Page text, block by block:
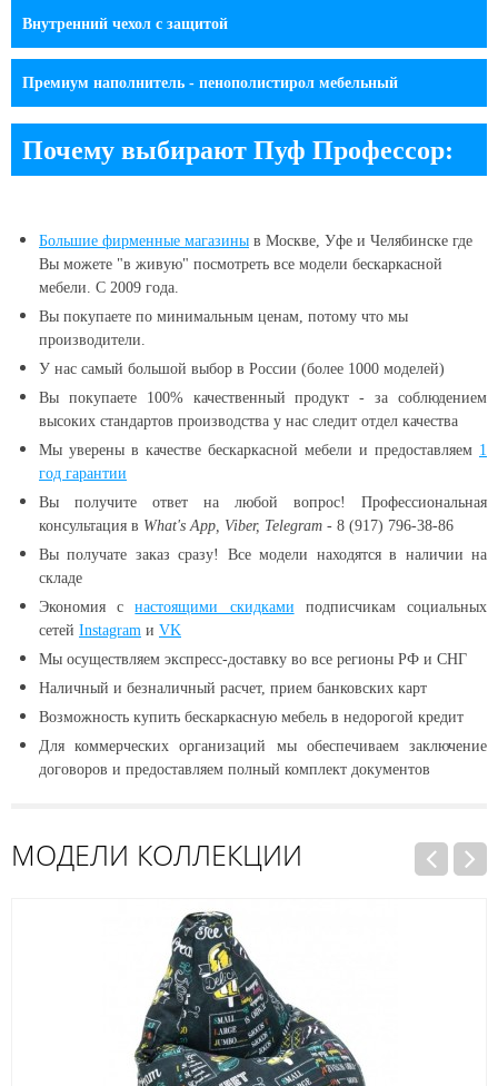
Внутренний чехол c защитой
Премиум наполнитель - пенополистирол мебельный
Почему выбирают Пуф Профессор:
Большие фирменные магазины в Москве, Уфе и Челябинске где
Вы можете "в живую" посмотреть все модели бескаркасной
мебели. С 2009 года.
Вы покупаете по минимальным ценам, потому что мы
производители.
У нас самый большой выбор в России (более 1000 моделей)
Вы покупаете 100% качественный продукт - за соблюдением
высоких стандартов производства у нас следит отдел качества
Мы уверены в качестве бескаркасной мебели и предоставляем 1
год гарантии
Вы получите ответ на любой вопрос! Профессиональная
консультация в What's App, Viber, Telegram - 8 (917) 796-38-86
Вы получате заказ сразу! Все модели находятся в наличии на
складе
Экономия снастоящими скидками подписчикам социальных
сетей Instagram и VK
Мы осуществляем экспресс-доставку во все регионы РФ и СНГ
Наличный и безналичный расчет, прием банковских карт
Возможность купить бескаркасную мебель в недорогой кредит
Для коммерческих организаций мы обеспечиваем заключение
договоров и предоставляем полный комплект документов
МОДЕЛИ КОЛЛЕКЦИИ